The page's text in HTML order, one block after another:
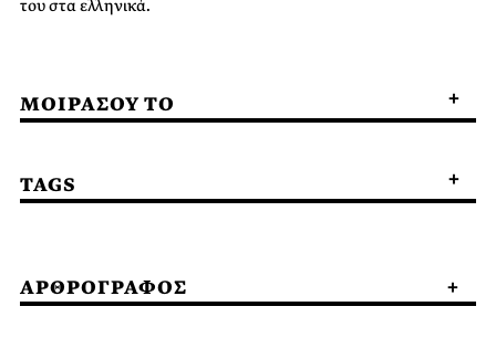
του στα ελληνικά.
ΜΟΙΡΑΣΟΥ ΤΟ
TAGS
ΑΡΘΡΟΓΡΑΦΟΣ